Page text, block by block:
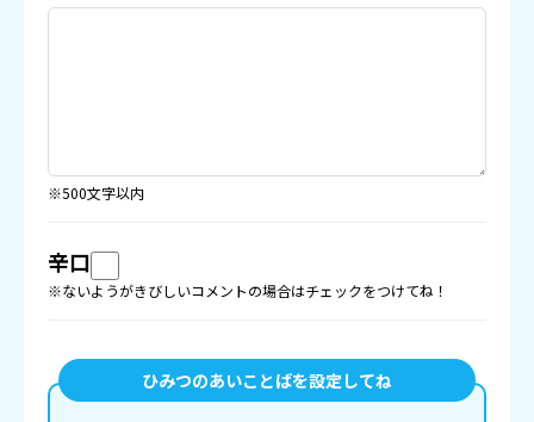
※500文字以内
辛口
※ないようがきびしいコメントの場合はチェックをつけてね！
ひみつのあいことばを設定してね